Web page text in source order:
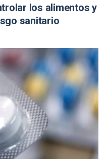
los alimentos y
sanitario